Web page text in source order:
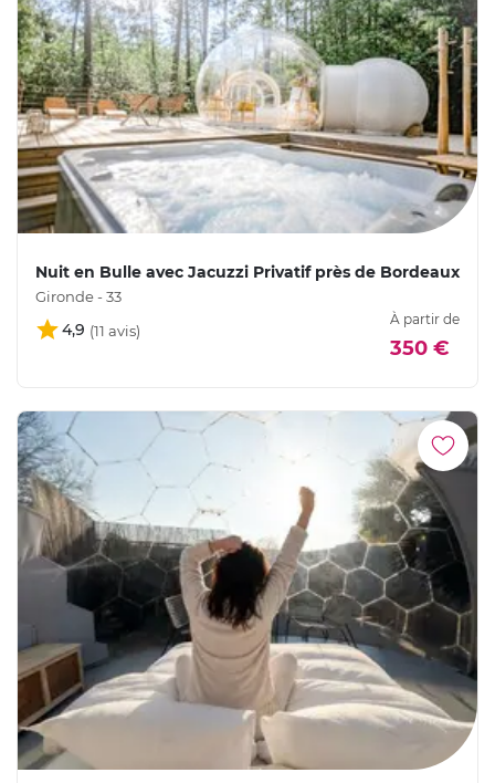
Nuit en Bulle avec Jacuzzi Privatif près de Bordeaux
Gironde - 33
4,9
À partir de
350 €